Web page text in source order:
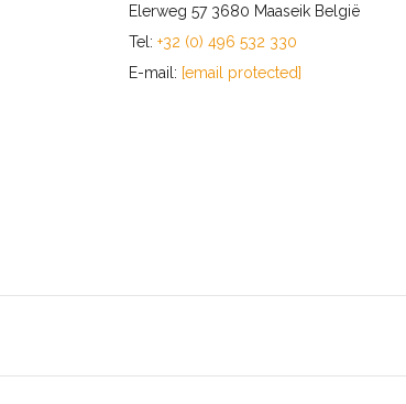
Elerweg 57 3680 Maaseik België
Tel: +32 (0) 496 532 330
E-mail: [email protected]